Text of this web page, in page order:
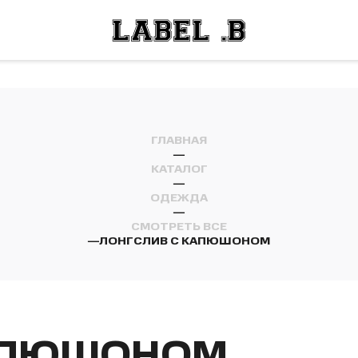
ГЛАВНАЯ
—
КАТАЛОГ
—
ОДЕЖДА
—
СМОТРЕТЬ ВСЕ
—ЛОНГСЛИВ С КАПЮШОНОМ